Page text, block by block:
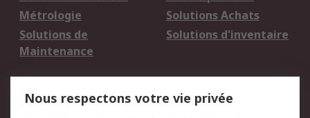
Métrologie
Solutions Achats
Solutions de
Maintenance
Solutions d'inventaire
Nous respectons votre vie privée